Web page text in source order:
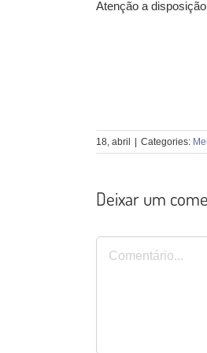
Atenção a
18, abril Categories:
Deixar um
Comentário